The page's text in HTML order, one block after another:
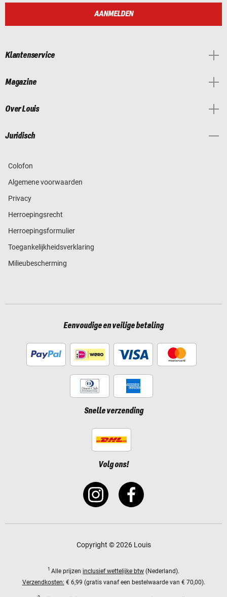
AANMELDEN
Klantenservice
Magazine
Over Louis
Juridisch
Colofon
Algemene voorwaarden
Privacy
Herroepingsrecht
Herroepingsformulier
Toegankelijkheidsverklaring
Milieubescherming
Eenvoudige en veilige betaling
Snelle verzending
Volg ons!
Copyright © 2026 Louis
1 Alle prijzen inclusief wettelijke btw (Nederland).
Verzendkosten: € 6,99 (gratis vanaf een bestelwaarde van € 70,00).